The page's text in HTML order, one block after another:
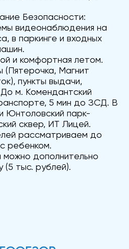
Безопасности:
видеонаблюдения на
в паркинге и входных
и комфортная летом.
(Пятерочка, Магнит
пункты выдачи,
м. Комендантский
5 мин до ЗСД. В
Юнтоловский парк-
сквер, ИТ Лицей.
рассматриваем до
ребенком.
дополнительно
(5 тыс. рублей).